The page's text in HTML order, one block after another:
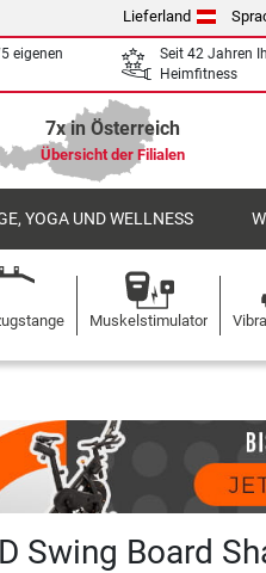
Lieferland
eigenen
Seit 42 Jahren
Heimfitness
7x in Österreich
Übersicht der Filialen
YOGA UND WELLNESS
Muskelstimulator
Swing Board